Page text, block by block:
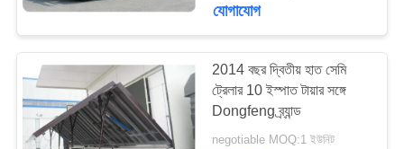
যোগাযোগ
2014 বছর দ্বিতীয় হাত সেমি
ট্রেলার 10 ইস্পাত টায়ার সঙ্গে
Dongfeng ব্র্যান্ড
negotiable MOQ:1 ইউনিট